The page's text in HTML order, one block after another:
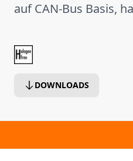
auf CAN-Bus Basis,
DOWNLOADS